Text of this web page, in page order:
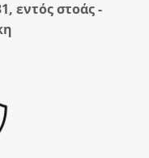
εντός στοάς -